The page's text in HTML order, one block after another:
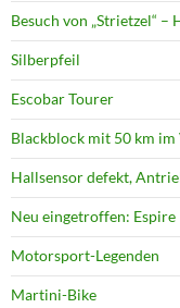
Besuch von „Strietzel“ –
Silberpfeil
Escobar Tourer
Blackblock mit 50 km im
Hallsensor defekt,
Neu eingetroffen: Espire
Motorsport-Legenden
Martini-Bike